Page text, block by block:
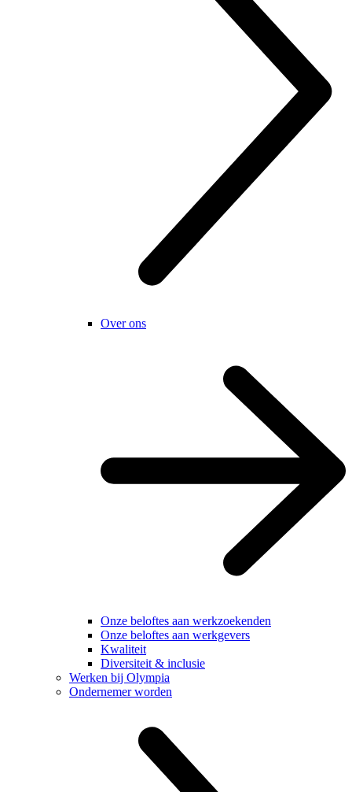
Over ons
Onze beloftes aan werkzoekenden
Onze beloftes aan werkgevers
Kwaliteit
Diversiteit & inclusie
Werken bij Olympia
Ondernemer worden